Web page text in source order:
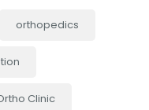
orthopedics
Clinic